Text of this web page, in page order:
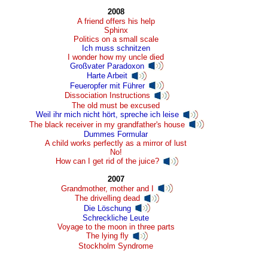
2008
A friend offers his help
Sphinx
Politics on a small scale
Ich muss schnitzen
I wonder how my uncle died
Großvater Paradoxon
Harte Arbeit
Feueropfer mit Führer
Dissociation Instructions
The old must be excused
Weil ihr mich nicht hört, spreche ich leise
The black receiver in my grandfather's house
Dummes Formular
A child works perfectly as a mirror of lust
No!
How can I get rid of the juice?
2007
Grandmother, mother and I
The drivelling dead
Die Löschung
Schreckliche Leute
Voyage to the moon in three parts
The lying fly
Stockholm Syndrome